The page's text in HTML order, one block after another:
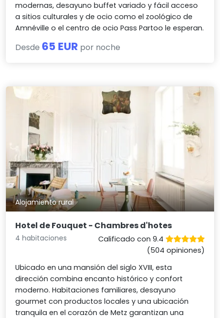
modernas, desayuno buffet variado y fácil acceso
a sitios culturales y de ocio como el zoológico de
Amnéville o el centro de ocio Pass Partoo le esperan.
Desde 65 EUR por noche
Alojamiento rural
Hotel de Fouquet - Chambres d'hotes
4 habitaciones
Calificado con 9.4
(504 opiniones)
Ubicado en una mansión del siglo XVIII, esta
dirección combina encanto histórico y confort
moderno. Habitaciones familiares, desayuno
gourmet con productos locales y una ubicación
tranquila en el corazón de Metz garantizan una